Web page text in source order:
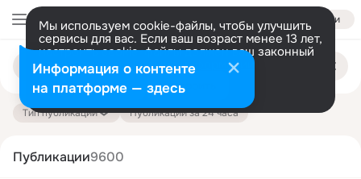
Войти
Мы используем cookie-файлы, чтобы улучшить
сервисы для вас. Если ваш возраст менее 13 лет,
настроить cookie-файлы должен ваш законный
представитель. Больше информации
Разрешить все Настроить
Поиск
публикациям
Тип публикации Публикации за 24 часа
Публикации9600
Информация о контенте
на платформе — здесь